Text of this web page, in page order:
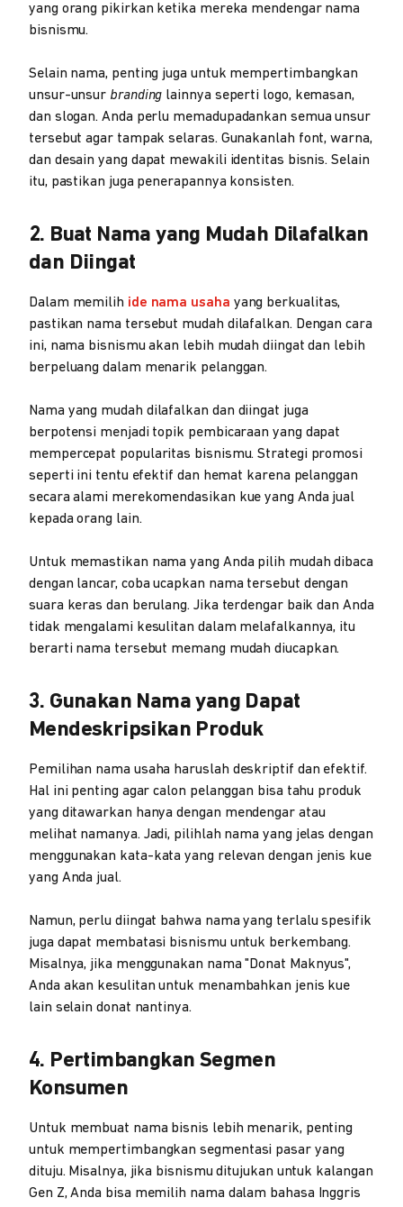
yang orang pikirkan ketika mereka mendengar nama
bisnismu.
Selain nama, penting juga untuk mempertimbangkan
unsur-unsur branding lainnya seperti logo, kemasan,
dan slogan. Anda perlu memadupadankan semua unsur
tersebut agar tampak selaras. Gunakanlah font, warna,
dan desain yang dapat mewakili identitas bisnis. Selain
itu, pastikan juga penerapannya konsisten.
2. Buat Nama yang Mudah Dilafalkan
dan Diingat
Dalam memilih ide nama usaha yang berkualitas,
pastikan nama tersebut mudah dilafalkan. Dengan cara
ini, nama bisnismu akan lebih mudah diingat dan lebih
berpeluang dalam menarik pelanggan.
Nama yang mudah dilafalkan dan diingat juga
berpotensi menjadi topik pembicaraan yang dapat
mempercepat popularitas bisnismu. Strategi promosi
seperti ini tentu efektif dan hemat karena pelanggan
secara alami merekomendasikan kue yang Anda jual
kepada orang lain.
Untuk memastikan nama yang Anda pilih mudah dibaca
dengan lancar, coba ucapkan nama tersebut dengan
suara keras dan berulang. Jika terdengar baik dan Anda
tidak mengalami kesulitan dalam melafalkannya, itu
berarti nama tersebut memang mudah diucapkan.
3. Gunakan Nama yang Dapat
Mendeskripsikan Produk
Pemilihan nama usaha haruslah deskriptif dan efektif.
Hal ini penting agar calon pelanggan bisa tahu produk
yang ditawarkan hanya dengan mendengar atau
melihat namanya. Jadi, pilihlah nama yang jelas dengan
menggunakan kata-kata yang relevan dengan jenis kue
yang Anda jual.
Namun, perlu diingat bahwa nama yang terlalu spesifik
juga dapat membatasi bisnismu untuk berkembang.
Misalnya, jika menggunakan nama "Donat Maknyus",
Anda akan kesulitan untuk menambahkan jenis kue
lain selain donat nantinya.
4. Pertimbangkan Segmen
Konsumen
Untuk membuat nama bisnis lebih menarik, penting
untuk mempertimbangkan segmentasi pasar yang
dituju. Misalnya, jika bisnismu ditujukan untuk kalangan
Gen Z, Anda bisa memilih nama dalam bahasa Inggris